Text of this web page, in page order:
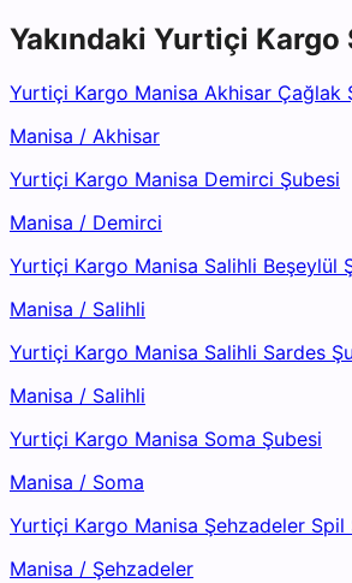
Yakındaki Yurtiçi Kargo
Yurtiçi Kargo Manisa Akhisar Çağlak
Manisa / Akhisar
Yurtiçi Kargo Manisa Demirci Şubesi
Manisa / Demirci
Yurtiçi Kargo Manisa Salihli Beşeylül
Manisa / Salihli
Yurtiçi Kargo Manisa Salihli Sardes
Manisa / Salihli
Yurtiçi Kargo Manisa Soma Şubesi
Manisa / Soma
Yurtiçi Kargo Manisa Şehzadeler Spil
Manisa / Şehzadeler